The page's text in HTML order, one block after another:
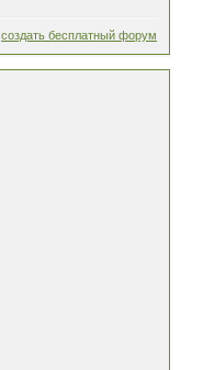
создать бесплатный форум